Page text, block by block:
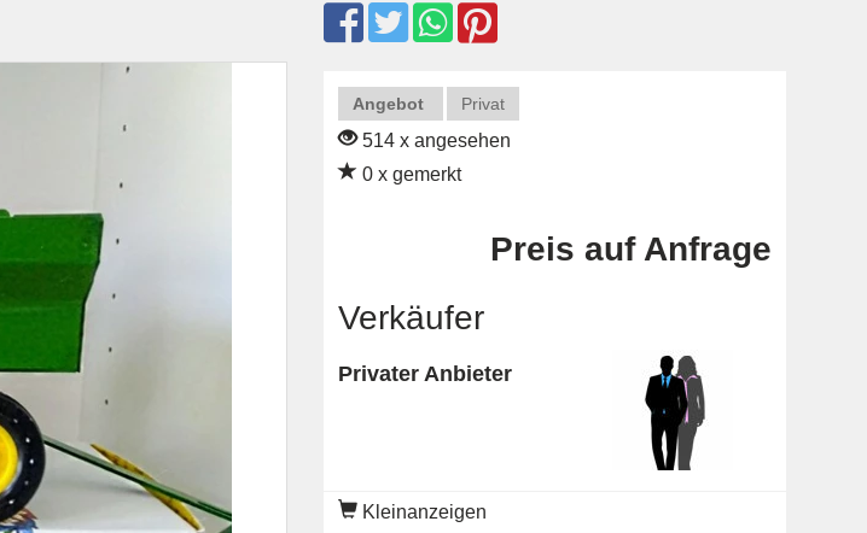
Angebot Privat
514 x angesehen
0 x gemerkt
Preis auf Anfrage
Verkäufer
Privater Anbieter
Kleinanzeigen